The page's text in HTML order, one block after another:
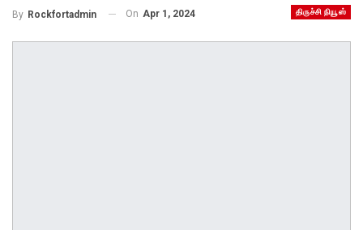
திருச்சி நியூஸ்
By Rockfortadmin On Apr 1, 2024